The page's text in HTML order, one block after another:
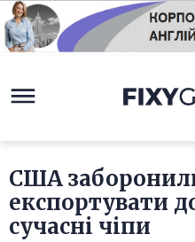
США
експортувати
сучасні чіпи